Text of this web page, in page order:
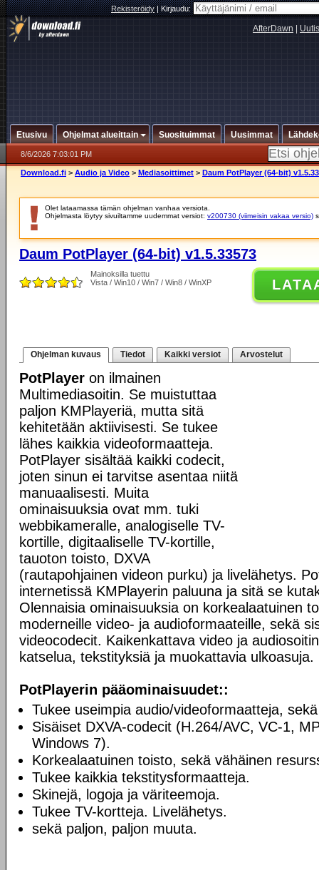
Rekisteröidy|Kirjaudu:
AfterDawn
Etusivu Ohjelmat alueittain Suosituimmat Uusimmat
8/6/2026 7:03:01 PM
Download.fi > Audio ja Video > Mediasoittimet > Daum PotPlayer (64-bit)
Olet lataamassa tämän ohjelman vanhaa versiota.
Ohjelmasta löytyy sivuiltamme uudemmat versiot: v200730 (viimeisin vakaa versio)
Daum PotPlayer (64-bit) v1.5.33573
Mainoksilla tuettu
Vista / Win10 / Win7 / Win8 / WinXP
Ohjelman kuvaus Tiedot Kaikki versiot Arvostelut
PotPlayer on ilmainen
Multimediasoitin. Se muistuttaa
paljon KMPlayeriä, mutta sitä
kehitetään aktiivisesti. Se tukee
lähes kaikkia videoformaatteja.
PotPlayer sisältää kaikki codecit,
joten sinun ei tarvitse asentaa niitä
manuaalisesti. Muita
ominaisuuksia ovat mm. tuki
webbikameralle, analogiselle TV-
kortille, digitaaliselle TV-kortille,
tauoton toisto, DXVA
(rautapohjainen videon purku) ja livelähetys.
internetissä KMPlayerin paluuna ja sitä se
Olennaisia ominaisuuksia on korkealaatuinen
moderneille video- ja audioformaateille, sekä
videocodecit. Kaikenkattava video ja
katselua, tekstityksiä ja muokattavia ulkoasuja.
PotPlayerin pääominaisuudet::
Tukee useimpia audio/videoformaatteja,
Sisäiset DXVA-codecit (H.264/AVC, VC-1,
Windows 7).
Korkealaatuinen toisto, sekä vähäinen
Tukee kaikkia tekstitysformaatteja.
Skinejä, logoja ja väriteemoja.
Tukee TV-kortteja. Livelähetys.
sekä paljon, paljon muuta.